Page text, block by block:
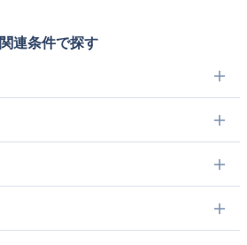
関連条件で探す